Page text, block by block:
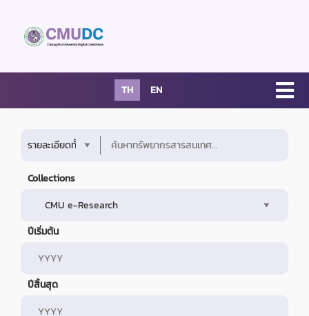
TH EN
Collections
ปีเริ่มต้น
ปีสิ้นสุด